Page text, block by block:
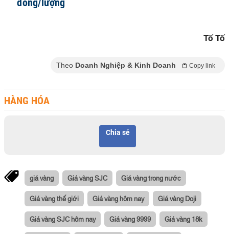
đồng/lượng
Tố Tố
Theo Doanh Nghiệp & Kinh Doanh Copy link
HÀNG HÓA
Chia sẻ
giá vàng Giá vàng SJC Giá vàng trong nước
Giá vàng thế giới Giá vàng hôm nay Giá vàng Doji
Giá vàng SJC hôm nay Giá vàng 9999 Giá vàng 18k